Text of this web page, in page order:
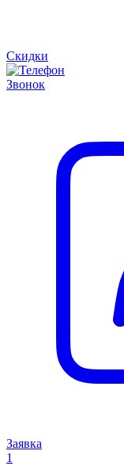
Скидки
Звонок
Заявка
1